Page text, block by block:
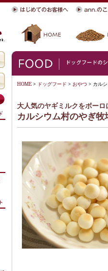
HOME > ドッグフード > おやつ > カル
大人気のヤギミルクをボー
カルシウム村のやぎ牧